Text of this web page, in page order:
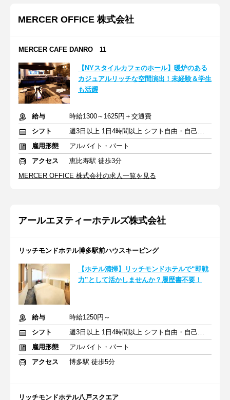
MERCER OFFICE 株式会社
MERCER CAFE DANRO 11
【NYスタイルカフェのホール】暖炉のある
カジュアルリッチな空間演出！未経験＆学生
も活躍
給与
時給1300～1625円＋交通費
シフト
週3日以上 1日4時間以上 シフト自由・自己申告
雇用形態
アルバイト・パート
アクセス
恵比寿駅 徒歩3分
MERCER OFFICE 株式会社の求人一覧を見る
アールエヌティーホテルズ株式会社
リッチモンドホテル博多駅前ハウスキーピング
【ホテル清掃】リッチモンドホテルで“即戦
力”として活かしませんか？履歴書不要！
給与
時給1250円～
シフト
週3日以上 1日4時間以上 シフト自由・自己申告
雇用形態
アルバイト・パート
アクセス
博多駅 徒歩5分
リッチモンドホテル八戸スクエア